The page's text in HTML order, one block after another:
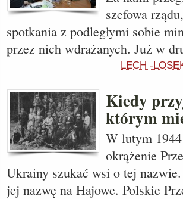
szefowa
spotkania z podległymi sobie
przez nich wdrażanych. Już w
LECH -
Kiedy
którym
W lutym
okrążenie
Ukrainy szukać wsi o tej
jej nazwę na Hajowe. Polskie